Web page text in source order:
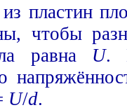
пластин
чтобы
равна U.
U/d.